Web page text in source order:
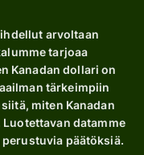
arvoltaan
tarjoaa
Kanadan dollari on
tärkeimpiin
miten Kanadan
datamme
päätöksiä.